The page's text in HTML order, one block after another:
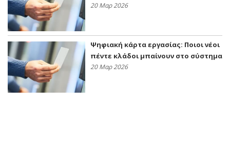
20 Μαρ 2026
Ψηφιακή κάρτα εργασίας: Ποιοι νέοι
πέντε κλάδοι μπαίνουν στο σύστημα
20 Μαρ 2026